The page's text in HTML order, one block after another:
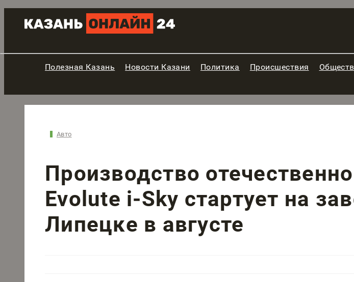
Полезная Казань Новости Казани Политика Происшествия
Авто
Производство
Evolute i-Sky стартует на
Липецке в августе